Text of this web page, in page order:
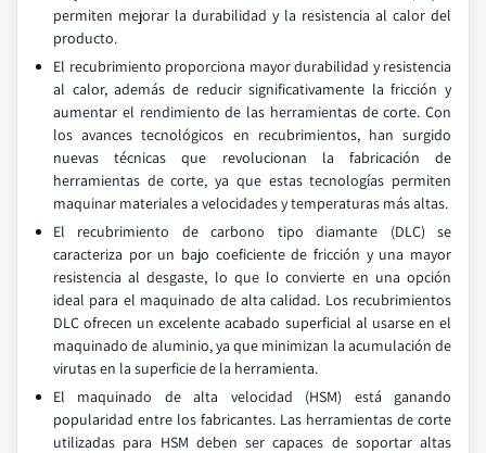
permiten mejorar la durabilidad y la resistencia al calor del
producto.
El recubrimiento proporciona mayor durabilidad y resistencia
al calor, además de reducir significativamente la fricción y
aumentar el rendimiento de las herramientas de corte. Con
los avances tecnológicos en recubrimientos, han surgido
nuevas técnicas que revolucionan la fabricación de
herramientas de corte, ya que estas tecnologías permiten
maquinar materiales a velocidades y temperaturas más altas.
El recubrimiento de carbono tipo diamante (DLC) se
caracteriza por un bajo coeficiente de fricción y una mayor
resistencia al desgaste, lo que lo convierte en una opción
ideal para el maquinado de alta calidad. Los recubrimientos
DLC ofrecen un excelente acabado superficial al usarse en el
maquinado de aluminio, ya que minimizan la acumulación de
virutas en la superficie de la herramienta.
El maquinado de alta velocidad (HSM) está ganando
popularidad entre los fabricantes. Las herramientas de corte
utilizadas para HSM deben ser capaces de soportar altas